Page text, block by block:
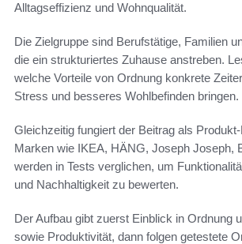
Alltagseffizienz und Wohnqualität.
Die Zielgruppe sind Berufstätige, Familien
die ein strukturiertes Zuhause anstreben.
welche Vorteile von Ordnung konkrete
Stress und besseres Wohlbefinden bringen.
Gleichzeitig fungiert der Beitrag als
Marken wie IKEA, HÄNG, Joseph Joseph,
werden in Tests verglichen, um
und Nachhaltigkeit zu bewerten.
Der Aufbau gibt zuerst Einblick in Ordnung
sowie Produktivität, dann folgen getestete